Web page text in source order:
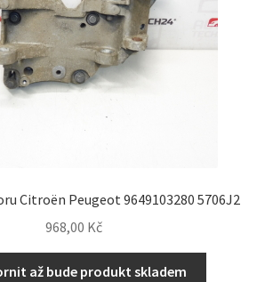
Citroën Peugeot 9649103280 5706J2
968,00 Kč
až bude produkt skladem